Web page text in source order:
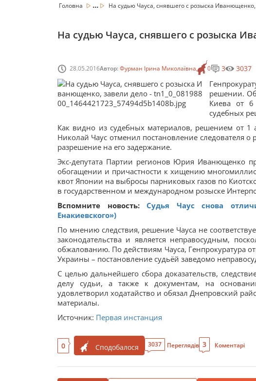
Головна ... На судью Чауса, снявшего с розыска Иванющенко,
На судью Чауса, снявшего с розыска
28.05.2016Автор:Фурман Ірина Миколаївна 0 3 3037
решении. Об
Киева от 6
судебных
Как видно из судебных материалов, решением от 1
Николай Чаус отменил постановление следователя
разрешение на его задержание.
Экс-депутата Партии регионов Юрия Иванющенко
обогащении и причастности к хищению
квот Японии на выбросы парниковых газов по
в государственном и международном розыске
Вспомните новость: Судья Чаус снова
Енакиевского»)
По мнению следствия, решение Чауса не
законодательства и является неправосудным,
обжалованию. По действиям Чауса, Генпрокуратура
Украины – постановление судьёй заведомо
С целью дальнейшего сбора доказательств,
делу судьи, а также к документам, на
удовлетворил ходатайство и обязал Днепровский
материалы.
Источник: Первая инстанция
0 Сподобалося 3037 Переглядів 3 Коментарі